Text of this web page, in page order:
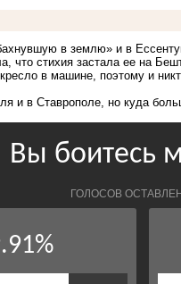
в землю» и в
что стихия застала ее на
в машине, поэтому и
и в Ставрополе, но куда